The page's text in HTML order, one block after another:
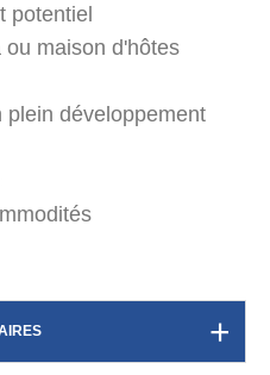
potentiel
maison d'hôtes
plein développement